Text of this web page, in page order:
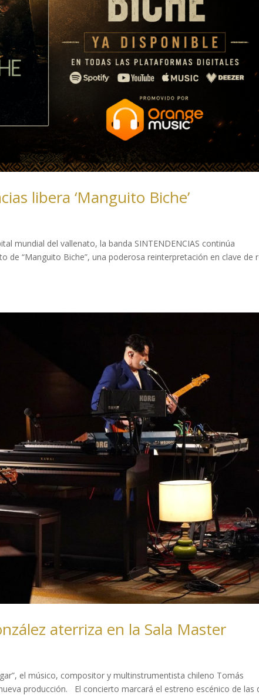
libera ‘Manguito Biche’
mundial del vallenato, la banda SINTENDENCIAS continúa
de “Manguito Biche”, una poderosa reinterpretación en clave de
aterriza en la Sala Master
el músico, compositor y multinstrumentista chileno Tomás
producción. El concierto marcará el estreno escénico de las